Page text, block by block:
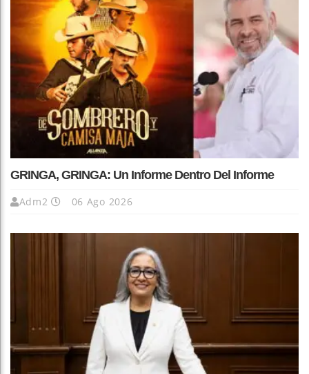
GRINGA, GRINGA: Un Informe Dentro Del Informe
Adm2 06 Ago 2026